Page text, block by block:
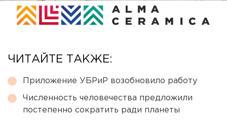
ЧИТАЙТЕ ТАКЖЕ:
Приложение УБРиР возобновило работу
Численность человечества предложили
постепенно сократить ради планеты